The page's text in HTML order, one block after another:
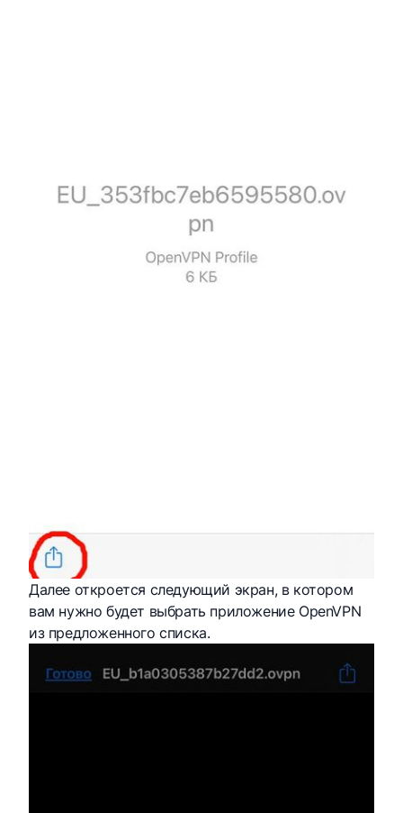
Далее откроется следующий экран, в котором
вам нужно будет выбрать приложение OpenVPN
из предложенного списка.